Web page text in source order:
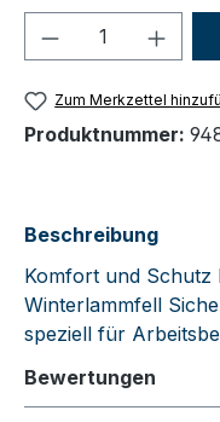
Produkt
Zum Merkzettel
Produktnummer:
Beschreibung
Komfort und Schutz
Winterlammfell
speziell für
Bewertungen